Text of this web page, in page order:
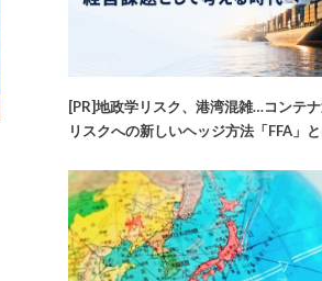
[PR]地政学リスク、港湾混雑…コンテ
リスクへの新しいヘッジ方法「FFA」